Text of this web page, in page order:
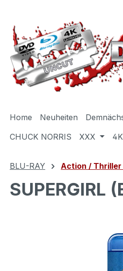
Home Neuheiten
CHUCK NORRIS
XXX
BLU-RAY Action / Thriller
SUPERGIRL